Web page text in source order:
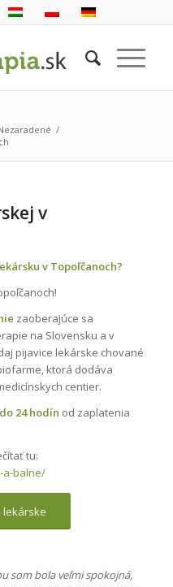
/
v
v Topoľčanoch?
zaoberajúce sa
na Slovensku a v
pijavice lekárske chované
ktorá dodáva
centier.
24 hodín od zaplatenia
tu:
balne/
lekárske
som bola veľmi spokojná,